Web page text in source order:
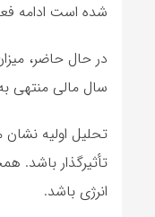
شده است ادامه
در حال حاضر،
سال مالی منتهی به 29 اسفند 1404 اتفاق افتاده و موضوع در دست بررسی توسط سازمان بورس قرار
تحلیل اولیه
تأثیرگذار باشد.
انرژی باشد.